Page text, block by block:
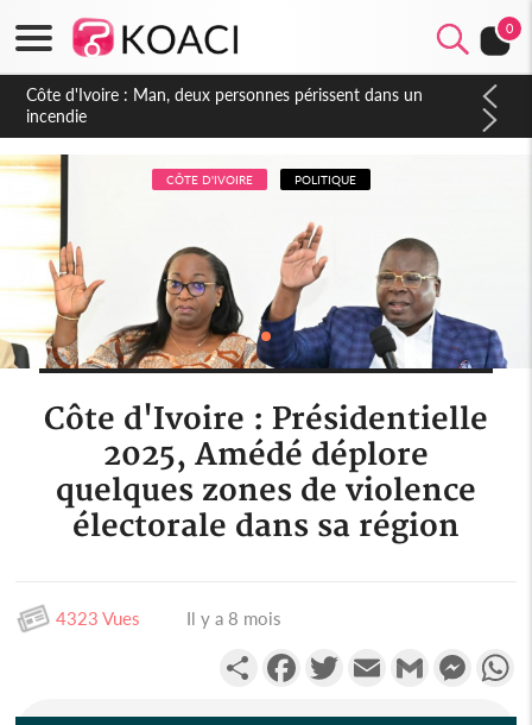
0
Côte d'Ivoire : Séileu, la célébration de la fête nationale
transformée en vaste campagne contre les produits
dépigmentants dangereux
CÔTE D'IVOIRE POLITIQUE
Côte d'Ivoire : Présidentielle
2025, Amédé déplore
quelques zones de violence
électorale dans sa région
4323 Vues Il y a 8 mois
PartagerFacebookTwitterEmail Gmail